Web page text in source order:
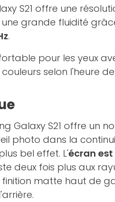
S21 offre une
grande fluidité
.
pour les yeux
selon l'heure
Galaxy S21 offre un
photo dans la
bel effet. L'écran
deux fois plus aux
finition matte haut de